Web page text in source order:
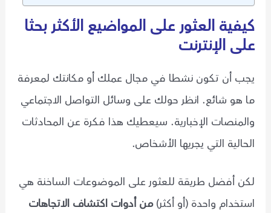
كيفية العثور على المواضيع الأكثر بحثا
على الإنترنت
يجب أن تكون نشطا في مجال عملك أو مكانتك لمعرفة
ما هو شائع. انظر حولك على وسائل التواصل الاجتماعي
والمنصات الإخبارية. سيعطيك هذا فكرة عن المحادثات
الحالية التي يجريها الأشخاص.
لكن أفضل طريقة للعثور على الموضوعات الساخنة هي
استخدام واحدة (أو أكثر)من أدوات اكتشاف الاتجاهات